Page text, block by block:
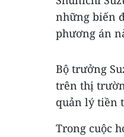
những biến
phương án
Bộ trưởng
trên thị
quản lý tiền
Trong cuộc